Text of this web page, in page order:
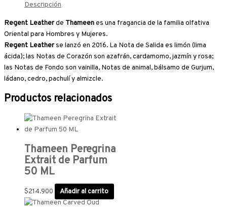
Descripción
Regent Leatherde Thameenes una fragancia de la familia olfativa
Oriental para Hombres y Mujeres.
Regent Leatherse lanzó en 2016. La Nota de Salida es limón (lima
ácida); las Notas de Corazón son azafrán, cardamomo, jazmín y rosa;
las Notas de Fondo son vainilla, Notas de animal, bálsamo de Gurjum,
ládano, cedro, pachulí y almizcle.
Productos relacionados
Thameen Peregrina
Extrait de Parfum
50 ML
$214.900 Añadir al carrito